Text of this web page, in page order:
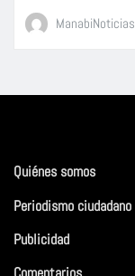
ManabiNoticias
Quiénes somos
Periodismo ciudadano
Publicidad